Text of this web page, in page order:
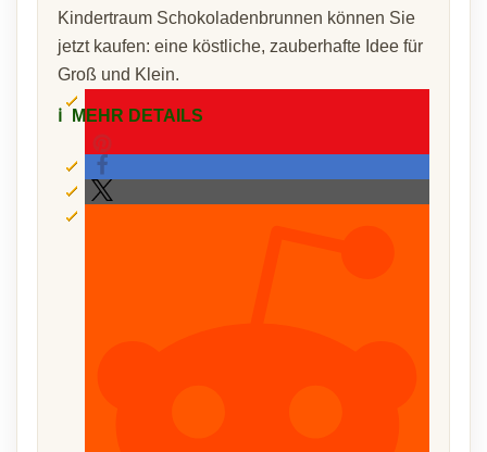
Kindertraum Schokoladenbrunnen können Sie
jetzt kaufen: eine köstliche, zauberhafte Idee für
Groß und Klein.
ℹ️ MEHR DETAILS